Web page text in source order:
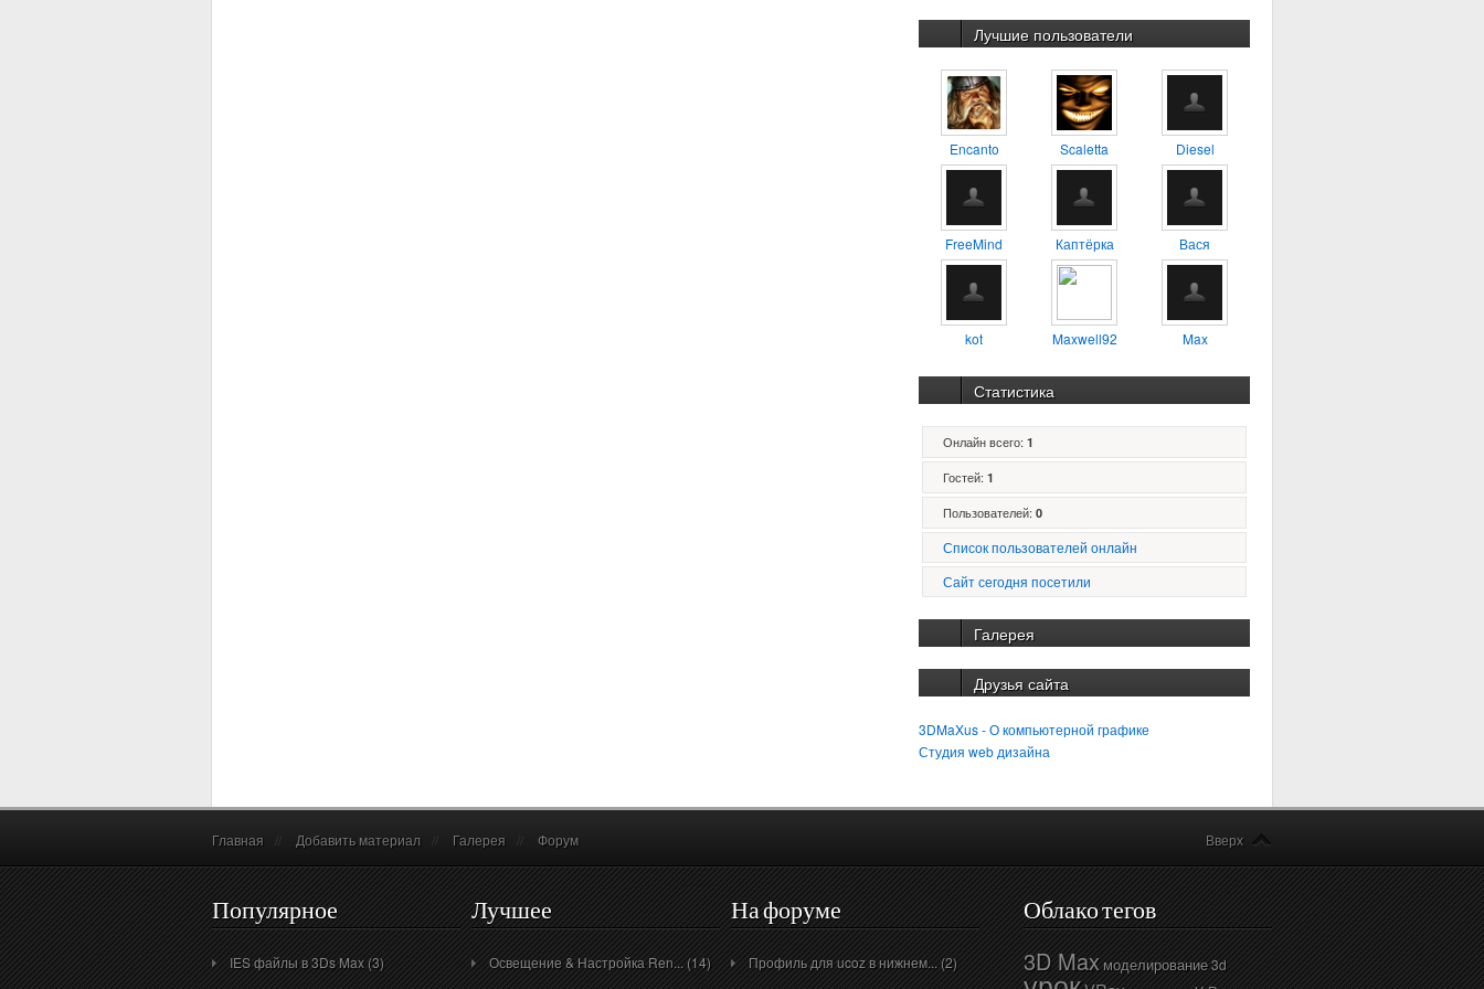
Лучшие пользователи
Encanto Scaletta Diesel
FreeMind Каптёрка Вася
kot Maxwell92 Max
Статистика
Онлайн всего: 1
Гостей: 1
Пользователей: 0
Список пользователей онлайн
Сайт сегодня посетили
Галерея
Друзья сайта
3DMaXus - О компьютерной графике
Студия web дизайна
Главная Добавить материал Галерея Форум Вверх
Популярное
IES файлы в 3Ds Max (3)
Лучшее
Освещение & Настройка Ren... (14)
На форуме
Профиль для ucoz в нижнем... (2)
Облако тегов
3D Maxмоделирование3d